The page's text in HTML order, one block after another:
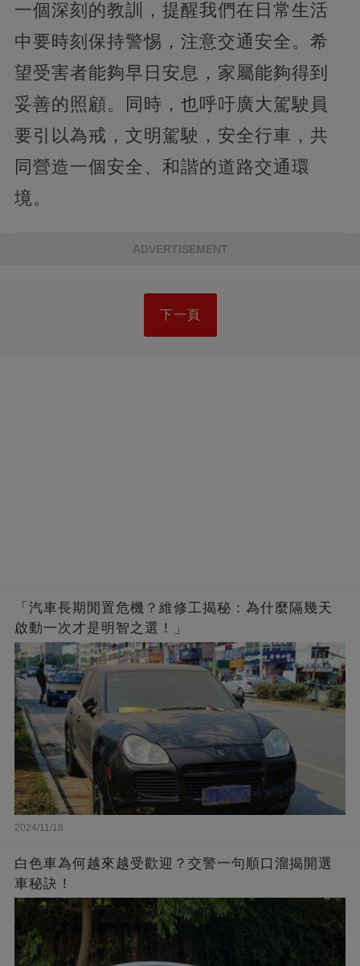
一個深刻的教訓，提醒我們在日常生活
中要時刻保持警惕，注意交通安全。希
望受害者能夠早日安息，家屬能夠得到
妥善的照顧。同時，也呼吁廣大駕駛員
要引以為戒，文明駕駛，安全行車，共
同營造一個安全、和諧的道路交通環
境。
ADVERTISEMENT
下一頁
「汽車長期閒置危機？維修工揭秘：為什麼隔幾天
啟動一次才是明智之選！」
2024/11/18
白色車為何越來越受歡迎？交警一句順口溜揭開選
車秘訣！